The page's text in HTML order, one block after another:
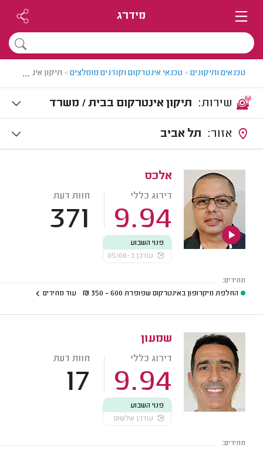
מידרג
טכנאים ותיקונים> טכנאי אינטרקום וקודנים מומלצים> תיקון אינטרקום
...
תיקון אינטרקום בבית / משרד
תל אביב
אלכס
דירוג כללי
9.94
חוות דעת
371
פנוי השבוע
עודכן ב-05/08
מחירים:
החלפת מיקרופון באינטרקום שפופרת 600 - 350
₪ עוד מחירים
שמעון
דירוג כללי
9.94
חוות דעת
17
פנוי השבוע
עודכן שלשום
מחירים: